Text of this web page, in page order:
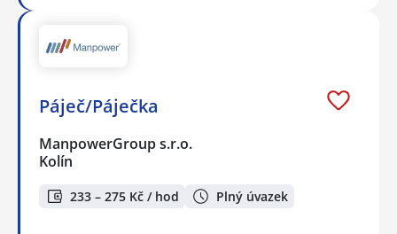
Páječ/Páječka
ManpowerGroup s.r.o.
Kolín
233 – 275 Kč / hod Plný úvazek